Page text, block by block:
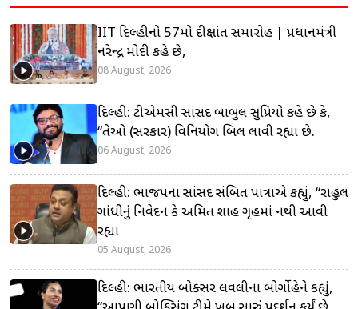
IIT દિલ્હીનો 57મો દીક્ષાંત સમારોહ | પ્રધાનમંત્રી
નરેન્દ્ર મોદી કહે છે,
08 August, 2026
દિલ્હી: ટીએમસી સાંસદ બાબુલ સુપ્રિયો કહે છે કે,
“તેઓ (સરકાર) વિનિયોગ બિલ લાવી રહ્યા છે.
06 August, 2026
દિલ્હી: ભાજપના સાંસદ સંબિત પાત્રાએ કહ્યું, “રાહુલ
ગાંધીનું નિવેદન કે અમિત શાહ ગૃહમાં નથી આવી
રહ્યા
05 August, 2026
દિલ્હી: ભારતીય બોક્સર લવલીના બોર્ગોહેને કહ્યું,